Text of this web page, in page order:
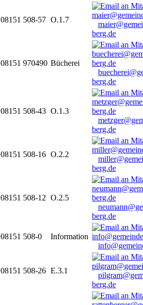
08151 508-57 O.1.7
berg.de
08151 970490 Bücherei
berg.de
08151 508-43 O.1.3
berg.de
08151 508-16 O.2.2
berg.de
08151 508-12 O.2.5
berg.de
08151 508-0
Information
08151 508-26 E.3.1
berg.de